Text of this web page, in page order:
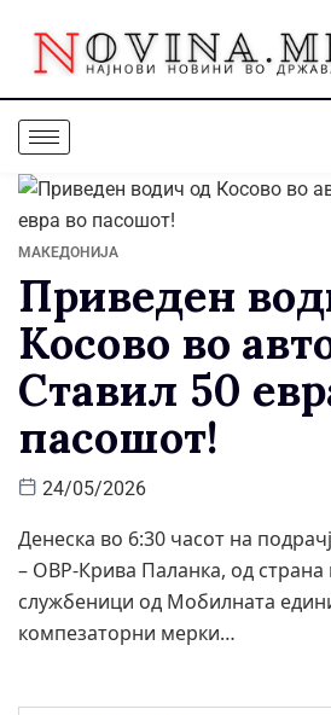
МАКЕДОНИЈА
Приведен
Косово во
Ставил 50
пасошот!
24/05/2026
Денеска во 6:30 часот на
– ОВР-Крива Паланка, од страна
службеници од Мобилната
компезаторни мерки…